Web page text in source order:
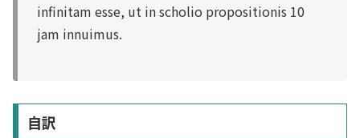
infinitam esse, ut in scholio propositionis 10
jam innuimus.
自訳